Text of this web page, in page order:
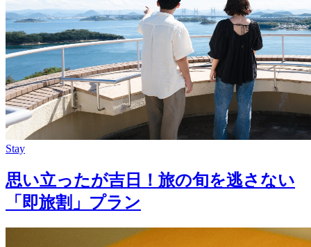
Stay
思い立ったが吉日！旅の旬を逃さない
「即旅割」プラン